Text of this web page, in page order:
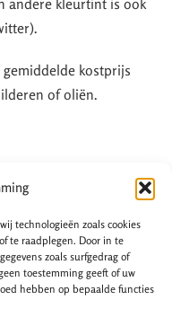
technologieën zoals cookies
te raadplegen. Door in te
zoals surfgedrag of
toestemming geeft of uw
hebben op bepaalde functies
kostprijs
of oliën.
er een speciaal
uit een mengsel van
parels. Deze
van lagen